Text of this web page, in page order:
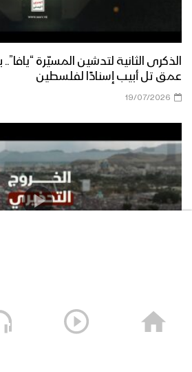
الذكرى الثانية لتدشين المسيّرة
عمق تل أبيب إسنادًا لفلسطين
19/07/2026
18/07/2026